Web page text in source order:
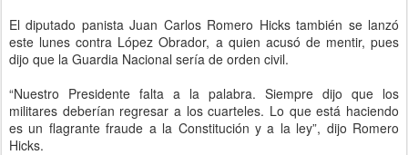
El diputado panista Juan Carlos Romero Hicks también se lanzó
este lunes contra López Obrador, a quien acusó de mentir, pues
dijo que la Guardia Nacional sería de orden civil.
“Nuestro Presidente falta a la palabra. Siempre dijo que los
militares deberían regresar a los cuarteles. Lo que está haciendo
es un flagrante fraude a la Constitución y a la ley”, dijo Romero
Hicks.